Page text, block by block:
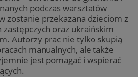
podczas warsztatów
zostanie przekazana dzieciom z
zastępczych oraz ukraińskim
Autorzy prac nie tylko skupią
manualnych, ale także
jest pomagać i wspierać